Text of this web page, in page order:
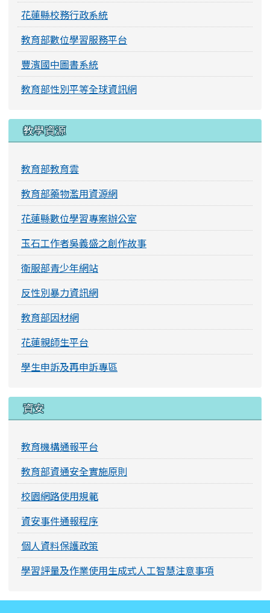
花蓮縣校務行政系統
教育部數位學習服務平台
豐濱國中圖書系統
教育部性別平等全球資訊網
教學資源
教育部教育雲
教育部藥物濫用資源網
花蓮縣數位學習專案辦公室
玉石工作者吳義盛之創作故事
衛服部青少年網站
反性別暴力資訊網
教育部因材網
花蓮親師生平台
學生申訴及再申訴專區
資安
教育機構通報平台
教育部資通安全實施原則
校園網路使用規範
資安事件通報程序
個人資料保護政策
學習評量及作業使用生成式人工智慧注意事項